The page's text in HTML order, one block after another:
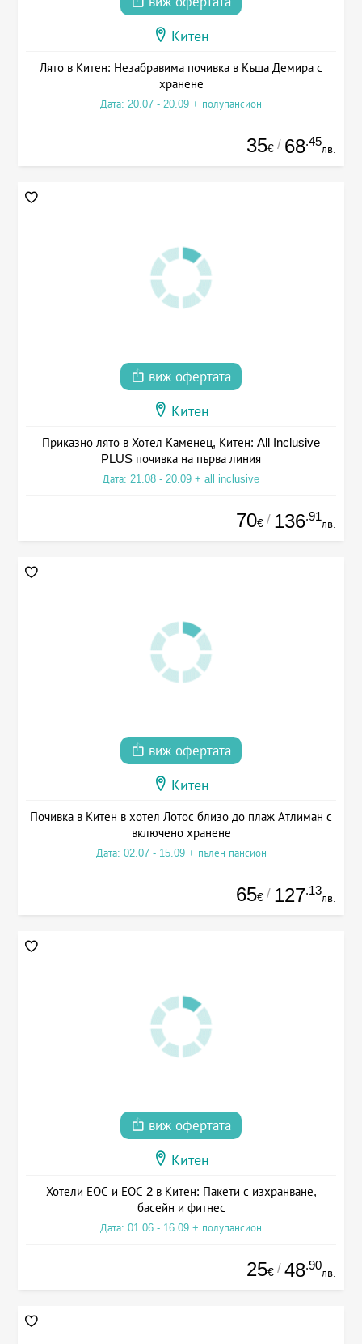
Китен
Лято в Китен: Незабравима почивка в Къща Демира с
хранене
Дата: 20.07 - 20.09 + полупансион
35€ / 68.45
лв.
виж офертата
Китен
Приказно лято в Хотел Каменец, Китен: All Inclusive
PLUS почивка на първа линия
Дата: 21.08 - 20.09 + all inclusive
70€ / 136.91
лв.
виж офертата
Китен
Почивка в Китен в хотел Лотос близо до плаж Атлиман с
включено хранене
Дата: 02.07 - 15.09 + пълен пансион
65€ / 127.13
лв.
виж офертата
Китен
Хотели ЕОС и ЕОС 2 в Китен: Пакети с изхранване,
басейн и фитнес
Дата: 01.06 - 16.09 + полупансион
25€ / 48.90
лв.